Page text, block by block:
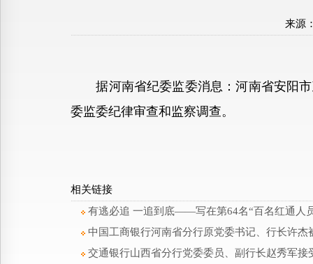
来源
据河南省纪委监委消息：河南省安阳市
委监委纪律审查和监察调查。
相关链接
有逃必追 一追到底——写在第64名“百名红通人
中国工商银行河南省分行原党委书记、行长许杰
交通银行山西省分行党委委员、副行长赵秀军接